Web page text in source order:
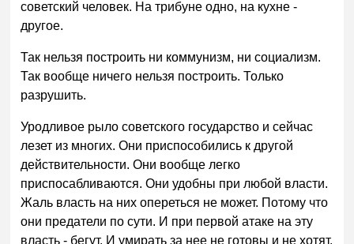
советский человек. На трибуне одно, на кухне -
другое.
Так нельзя построить ни коммунизм, ни социализм.
Так вообще ничего нельзя построить. Только
разрушить.
Уродливое рыло советского государство и сейчас
лезет из многих. Они приспособились к другой
действительности. Они вообще легко
приспосабливаются. Они удобны при любой власти.
Жаль власть на них опереться не может. Потому что
они предатели по сути. И при первой атаке на эту
власть - бегут. И умирать за нее не готовы и не хотят.